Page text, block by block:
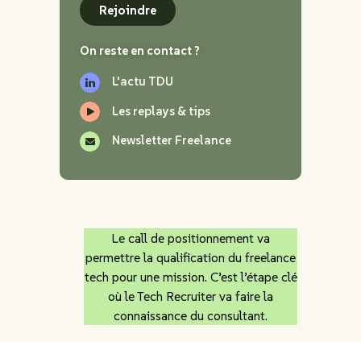
Rejoindre
On reste en contact ?
L'actu TDU
Les replays & tips
Newsletter Freelance
Le call de positionnement va
permettre la qualification du freelance
tech pour une mission. C’est l’étape clé
où le Tech Recruiter va faire la
connaissance du consultant.